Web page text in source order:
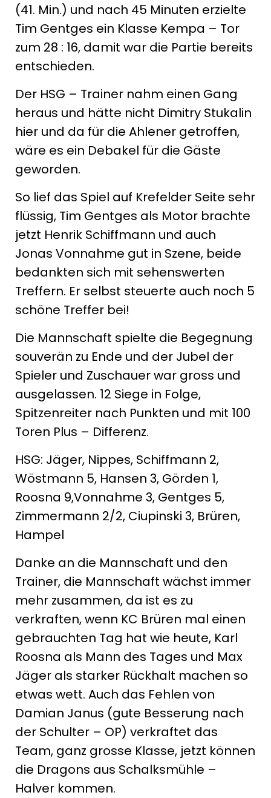
(41. Min.) und nach 45 Minuten erzielte
Tim Gentges ein Klasse Kempa – Tor
zum 28 : 16, damit war die Partie bereits
entschieden.
Der HSG – Trainer nahm einen Gang
heraus und hätte nicht Dimitry Stukalin
hier und da für die Ahlener getroffen,
wäre es ein Debakel für die Gäste
geworden.
So lief das Spiel auf Krefelder Seite sehr
flüssig, Tim Gentges als Motor brachte
jetzt Henrik Schiffmann und auch
Jonas Vonnahme gut in Szene, beide
bedankten sich mit sehenswerten
Treffern. Er selbst steuerte auch noch 5
schöne Treffer bei!
Die Mannschaft spielte die Begegnung
souverän zu Ende und der Jubel der
Spieler und Zuschauer war gross und
ausgelassen. 12 Siege in Folge,
Spitzenreiter nach Punkten und mit 100
Toren Plus – Differenz.
HSG: Jäger, Nippes, Schiffmann 2,
Wöstmann 5, Hansen 3, Görden 1,
Roosna 9,Vonnahme 3, Gentges 5,
Zimmermann 2/2, Ciupinski 3, Brüren,
Hampel
Danke an die Mannschaft und den
Trainer, die Mannschaft wächst immer
mehr zusammen, da ist es zu
verkraften, wenn KC Brüren mal einen
gebrauchten Tag hat wie heute, Karl
Roosna als Mann des Tages und Max
Jäger als starker Rückhalt machen so
etwas wett. Auch das Fehlen von
Damian Janus (gute Besserung nach
der Schulter – OP) verkraftet das
Team, ganz grosse Klasse, jetzt können
die Dragons aus Schalksmühle –
Halver kommen.